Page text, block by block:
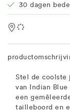
30 dagen
Location
Stel de coolste
van Indian
een
tailleboord en